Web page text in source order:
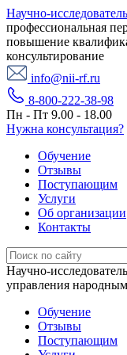
Научно-
профессиональная
повышение
консультирование
info@nii-rf.ru
8-800-222-38-98
Пн - Пт 9.00 - 18.00
Нужна консультация?
Обучение
Отзывы
Поступающим
Услуги
Об организации
Контакты
Научно-
управления
Обучение
Отзывы
Поступающим